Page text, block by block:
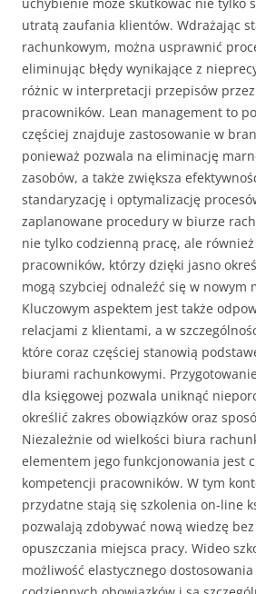
utratą zaufania klientów. Wdrażając
rachunkowym, można usprawnić
eliminując błędy wynikające z
różnic w interpretacji przepisów
pracowników. Lean management to
częściej znajduje zastosowanie w
ponieważ pozwala na eliminację
zasobów, a także zwiększa
standaryzację i optymalizację
zaplanowane procedury w biurze
nie tylko codzienną pracę, ale
pracowników, którzy dzięki jasno
mogą szybciej odnaleźć się w nowym
Kluczowym aspektem jest także
relacjami z klientami, a w
które coraz częściej stanowią
biurami rachunkowymi.
dla księgowej pozwala uniknąć
określić zakres obowiązków oraz
Niezależnie od wielkości biura
elementem jego funkcjonowania jest
kompetencji pracowników. W tym
przydatne stają się szkolenia on-line
pozwalają zdobywać nową wiedzę
opuszczania miejsca pracy. Wideo
możliwość elastycznego